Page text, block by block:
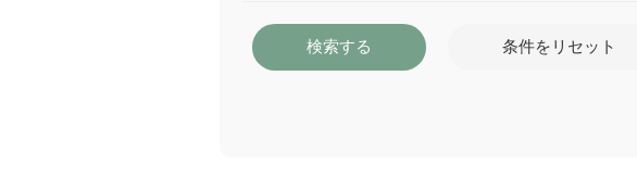
検索する 条件をリセット